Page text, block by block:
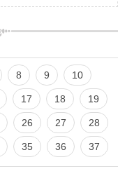
8 9 10
17 18 19
26 27 28
35 36 37